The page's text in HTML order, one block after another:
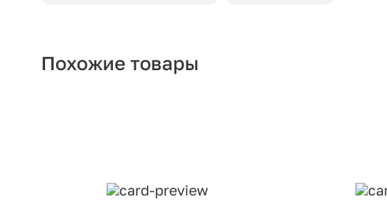
Похожие товары